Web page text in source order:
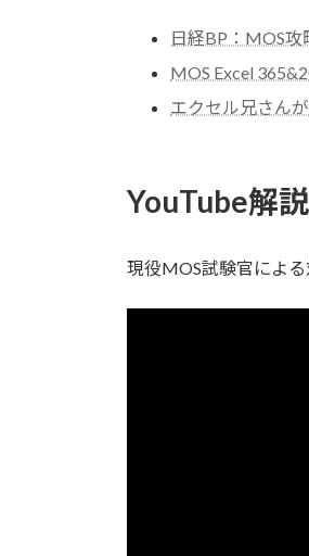
日経BP：MOS攻
MOS Excel
エクセル兄さん
YouTube解説
現役MOS試験官による